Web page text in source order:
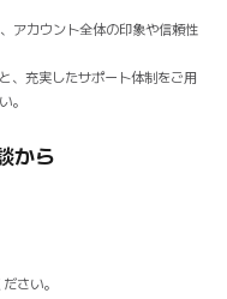
アカウント全体の印象や信頼性
、充実したサポート体制をご用
。
から
さい。